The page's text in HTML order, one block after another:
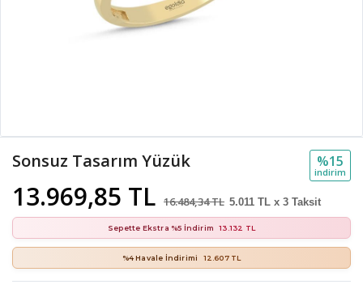
Sonsuz Tasarım Yüzük
13.969,85 TL 16.484,34 TL
%15
i̇ndi̇ri̇m
5.011 TL x 3 Taksit
Sepette Ekstra %5 İndirim 13.132 TL
%4 Havale İndirimi 12.607 TL